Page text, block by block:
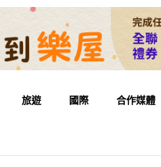
旅遊 國際 合作媒體